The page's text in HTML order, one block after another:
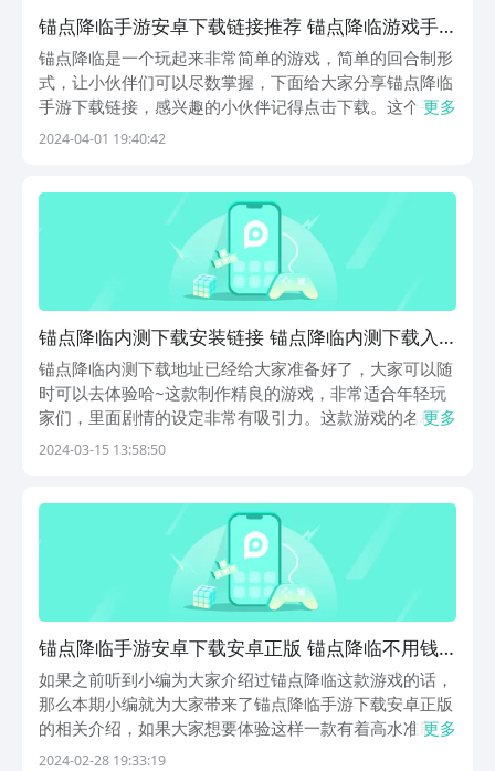
锚点降临手游安卓下载链接推荐 锚点降临游戏手
机版在哪下载
锚点降临是一个玩起来非常简单的游戏，简单的回合制形
式，让小伙伴们可以尽数掌握，下面给大家分享锚点降临
手游下载链接，感兴趣的小伙伴记得点击下载。这个手游
还是很值得大家体验的，不管是画风还是场景做的都很精
更多
2024-04-01 19:40:42
锚点降临内测下载安装链接 锚点降临内测下载入
口
锚点降临内测下载地址已经给大家准备好了，大家可以随
时可以去体验哈~这款制作精良的游戏，非常适合年轻玩
家们，里面剧情的设定非常有吸引力。这款游戏的名称本
身来源于一部电影里的，本身就很有戏剧化，情节的塑造
更多
2024-03-15 13:58:50
锚点降临手游安卓下载安卓正版 锚点降临不用钱
版下载安装链接
如果之前听到小编为大家介绍过锚点降临这款游戏的话，
那么本期小编就为大家带来了锚点降临手游下载安卓正版
的相关介绍，如果大家想要体验这样一款有着高水准制作
的游戏，本期介绍大家就可以一起来查看其中的玩法，以
更多
2024-02-28 19:33:19